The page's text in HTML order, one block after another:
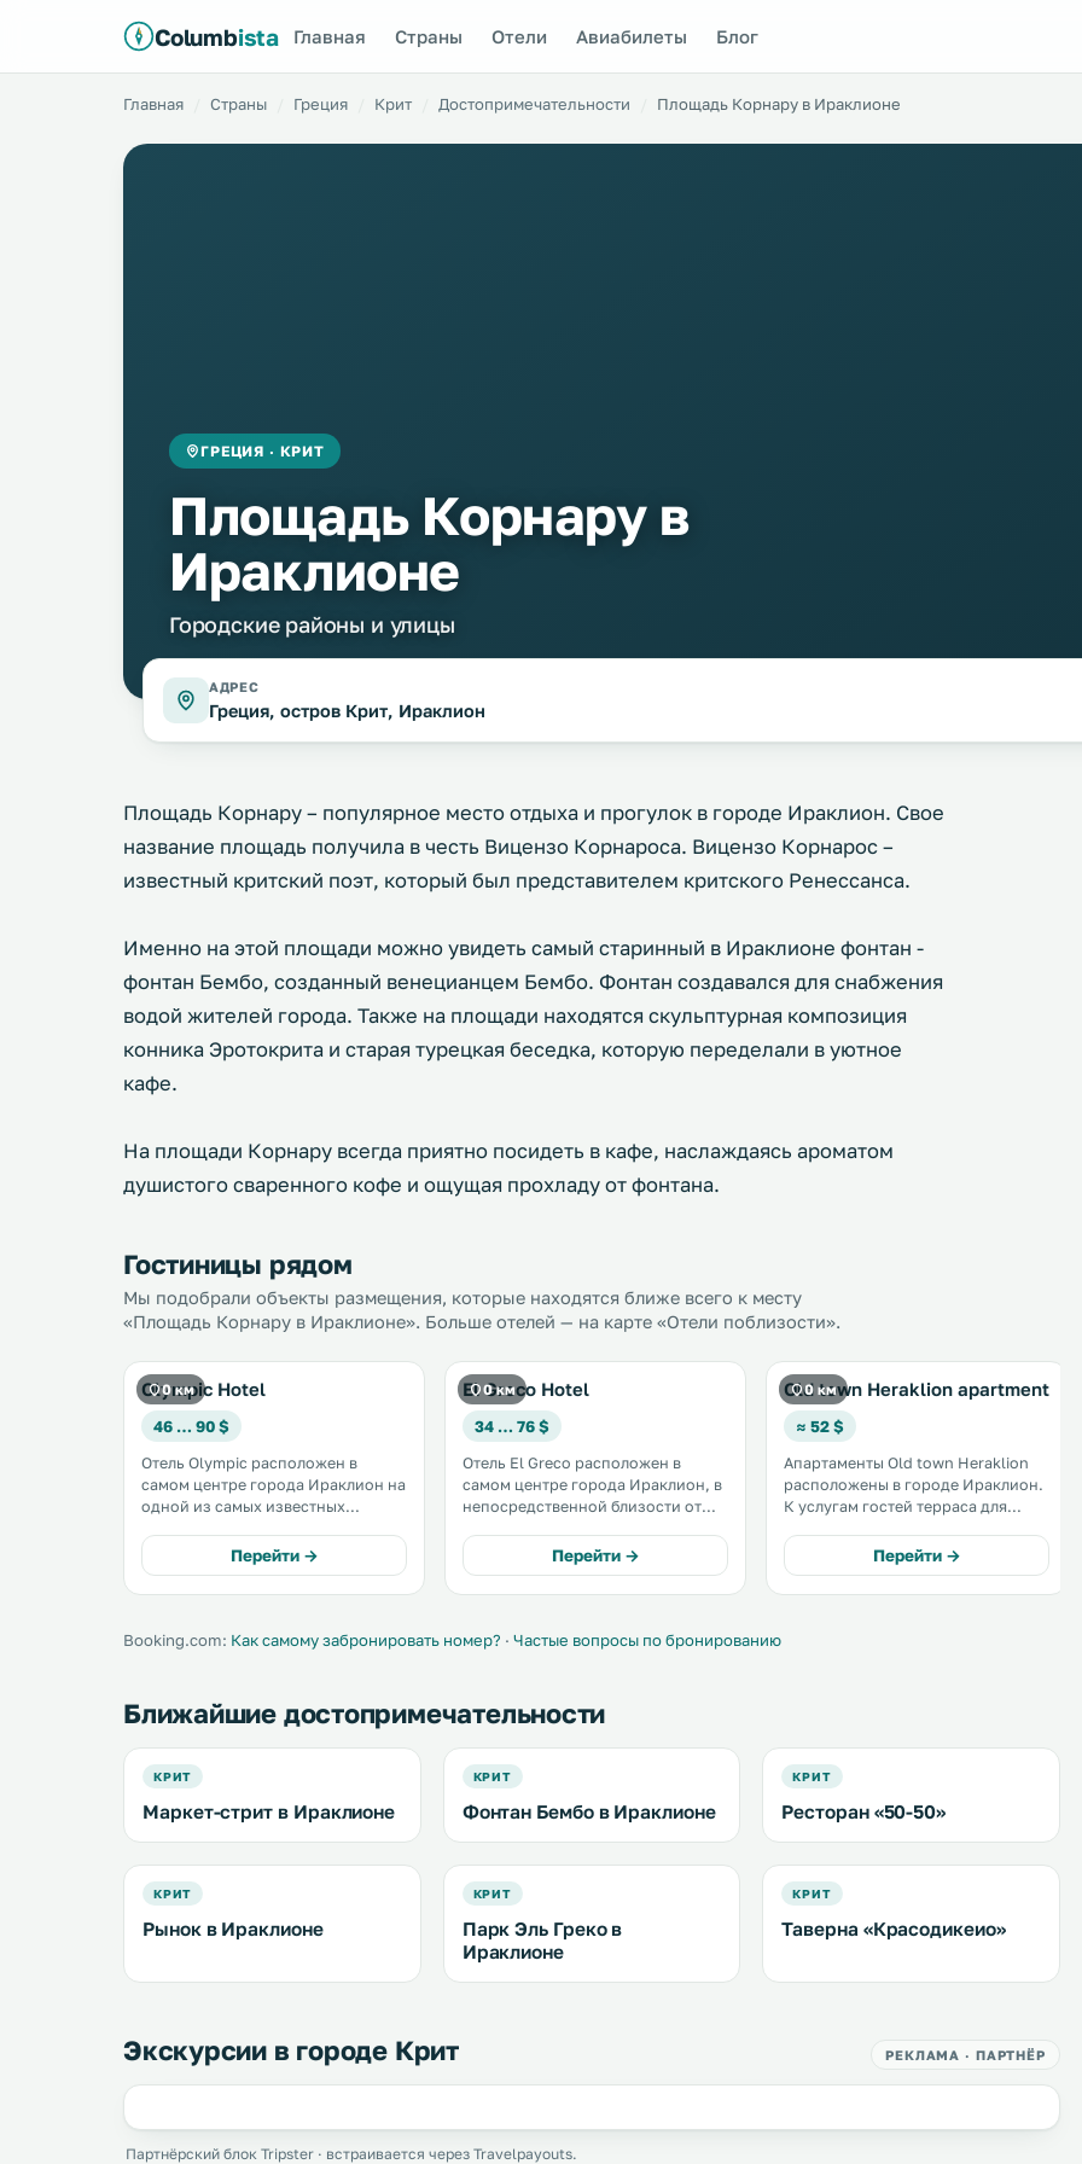
Columbista Главная Страны Отели Авиабилеты Блог
Главная Страны Греция Крит Достопримечательности Площадь Корнару в Ираклионе
ГРЕЦИЯ · КРИТ
Площадь Корнару в
Ираклионе
Городские районы и улицы
АДРЕС
Греция, остров Крит, Ираклион
Площадь Корнару – популярное место отдыха и прогулок в городе Ираклион. Свое
название площадь получила в честь Вицензо Корнароса. Вицензо Корнарос –
известный критский поэт, который был представителем критского Ренессанса.
Именно на этой площади можно увидеть самый старинный в Ираклионе фонтан -
фонтан Бембо, созданный венецианцем Бембо. Фонтан создавался для снабжения
водой жителей города. Также на площади находятся скульптурная композиция
конника Эротокрита и старая турецкая беседка, которую переделали в уютное
кафе.
На площади Корнару всегда приятно посидеть в кафе, наслаждаясь ароматом
душистого сваренного кофе и ощущая прохладу от фонтана.
Гостиницы рядом
Мы подобрали объекты размещения, которые находятся ближе всего к месту
«Площадь Корнару в Ираклионе». Больше отелей — на карте «Отели поблизости».
0 км
Olympic Hotel
46 … 90 $
Отель Olympic расположен в
самом центре города Ираклион на
одной из самых известных
Olympic ориентирован на
размещение бизнес-
путешественников и гостей,
отпуска в Ираклионе. .
Перейти →
0 км
El Greco Hotel
34 … 76 $
Отель El Greco расположен в
самом центре города Ираклион, в
непосредственной близости от
остановок общественного
транспорта, банков и
туристических магазинов. .
Перейти →
0 км
Old town Heraklion apartment
≈ 52 $
Апартаменты Old town Heraklion
расположены в городе Ираклион.
К услугам гостей терраса для
бесплатный Wi-Fi на всей
территории. Кухня оснащена
духовкой, тостером и чайником. .
Перейти →
Booking.com: Как самому забронировать номер? · Частые вопросы по бронированию
Ближайшие достопримечательности
КРИТ
Маркет-стрит в Ираклионе
КРИТ
Фонтан Бембо в Ираклионе
КРИТ
Ресторан «50-50»
КРИТ
Рынок в Ираклионе
КРИТ
Парк Эль Греко в
Ираклионе
КРИТ
Таверна «Красодикеио»
Экскурсии в городе Крит РЕКЛАМА · ПАРТНЁР
Партнёрский блок Tripster · встраивается через Travelpayouts.